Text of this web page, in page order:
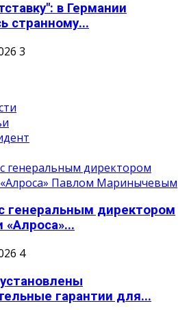
в Германии
странному...
3
генеральным директором
«Алроса»...
4
гарантии для...